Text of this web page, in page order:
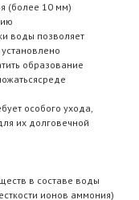
(более 10 мм)
воды позволяет
образование
особого ухода,
их долговечной
в составе воды
ионов аммония)